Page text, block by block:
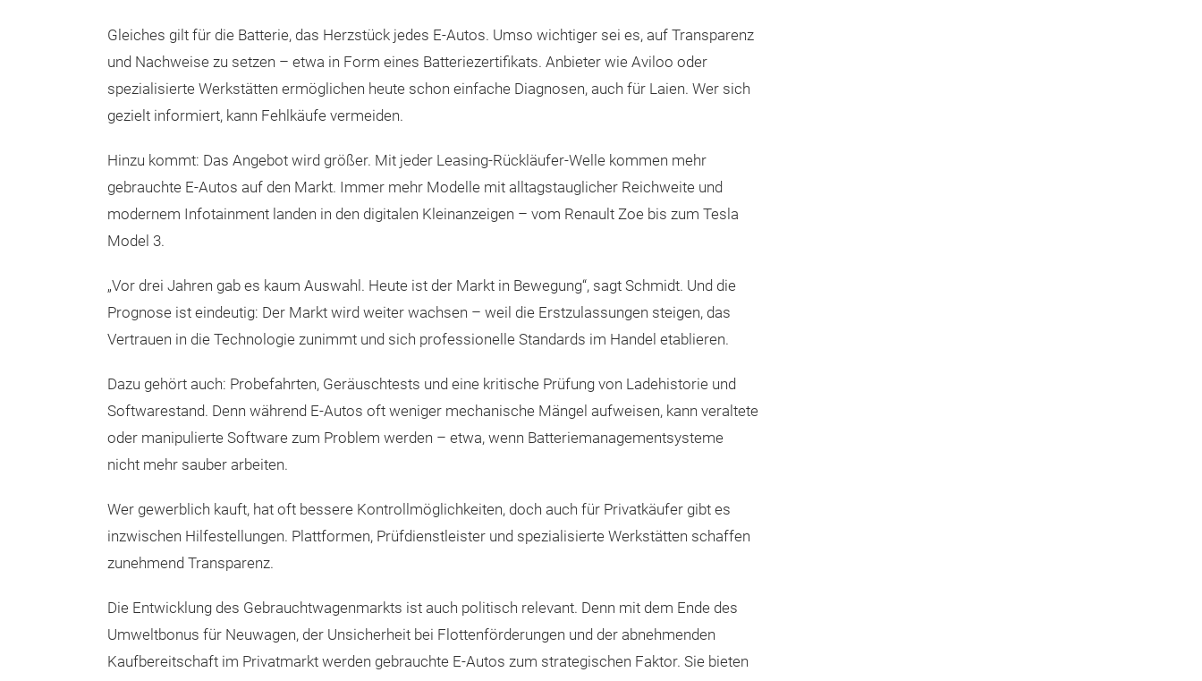
Gleiches gilt für die Batterie, das Herzstück jedes E-Autos. Umso wichtiger sei es, auf Transparenz
und Nachweise zu setzen – etwa in Form eines Batteriezertifikats. Anbieter wie Aviloo oder
spezialisierte Werkstätten ermöglichen heute schon einfache Diagnosen, auch für Laien. Wer sich
gezielt informiert, kann Fehlkäufe vermeiden.
Hinzu kommt: Das Angebot wird größer. Mit jeder Leasing-Rückläufer-Welle kommen mehr
gebrauchte E-Autos auf den Markt. Immer mehr Modelle mit alltagstauglicher Reichweite und
modernem Infotainment landen in den digitalen Kleinanzeigen – vom Renault Zoe bis zum Tesla
Model 3.
„Vor drei Jahren gab es kaum Auswahl. Heute ist der Markt in Bewegung“, sagt Schmidt. Und die
Prognose ist eindeutig: Der Markt wird weiter wachsen – weil die Erstzulassungen steigen, das
Vertrauen in die Technologie zunimmt und sich professionelle Standards im Handel etablieren.
Dazu gehört auch: Probefahrten, Geräuschtests und eine kritische Prüfung von Ladehistorie und
Softwarestand. Denn während E-Autos oft weniger mechanische Mängel aufweisen, kann veraltete
oder manipulierte Software zum Problem werden – etwa, wenn Batteriemanagementsysteme
nicht mehr sauber arbeiten.
Wer gewerblich kauft, hat oft bessere Kontrollmöglichkeiten, doch auch für Privatkäufer gibt es
inzwischen Hilfestellungen. Plattformen, Prüfdienstleister und spezialisierte Werkstätten schaffen
zunehmend Transparenz.
Die Entwicklung des Gebrauchtwagenmarkts ist auch politisch relevant. Denn mit dem Ende des
Umweltbonus für Neuwagen, der Unsicherheit bei Flottenförderungen und der abnehmenden
Kaufbereitschaft im Privatmarkt werden gebrauchte E-Autos zum strategischen Faktor. Sie bieten